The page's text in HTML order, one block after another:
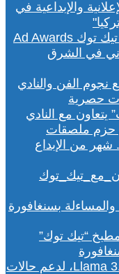
في ديسمبر القادم.. جوائز تيك توك Ad Awards
في الشرق
يتعاون مع النادي
حزم ملصقات
“تيك توك”